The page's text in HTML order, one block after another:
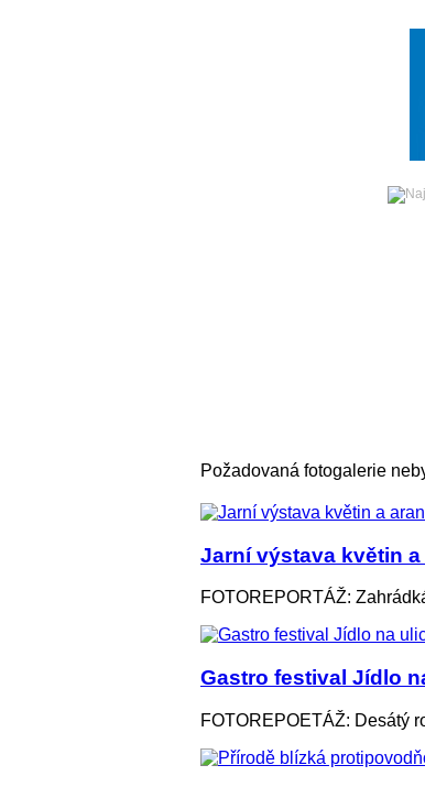
Požadovaná fotogalerie
Jarní výstava květin
FOTOREPORTÁŽ:
Gastro festival Jídlo
FOTOREPOETÁŽ: Desátý